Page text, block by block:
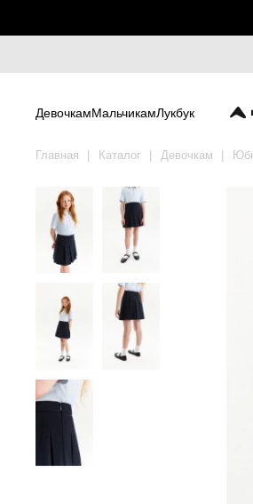
ДевочкамМальчикамЛукбук
Главная Каталог Девочкам